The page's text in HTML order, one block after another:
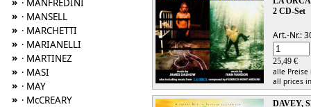
· MANFREDINI
» · MANSELL
» · MARCHETTI
» · MARIANELLI
» · MARTINEZ
» · MASI
» · MAY
» · McCREARY
2 CD-Set
Art.-Nr.:
25,49 €
alle
all prices
DAVEY,